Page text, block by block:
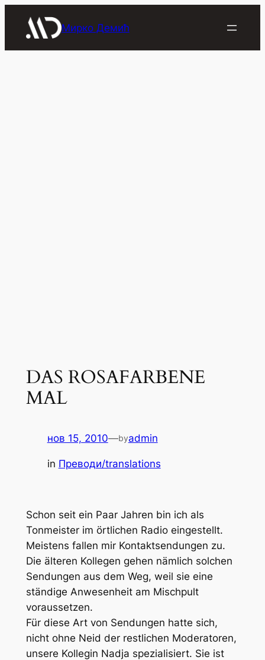
Мирко Демић
DAS ROSAFARBENE
MAL
нов 15, 2010—byadmin
in Преводи/translations
Schon seit ein Paar Jahren bin ich als
Tonmeister im örtlichen Radio eingestellt.
Meistens fallen mir Kontaktsendungen zu.
Die älteren Kollegen gehen nämlich solchen
Sendungen aus dem Weg, weil sie eine
ständige Anwesenheit am Mischpult
voraussetzen.
Für diese Art von Sendungen hatte sich,
nicht ohne Neid der restlichen Moderatoren,
unsere Kollegin Nadja spezialisiert. Sie ist